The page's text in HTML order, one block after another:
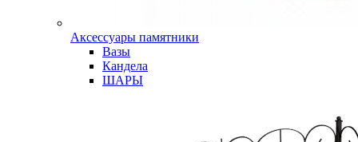
Аксессуары памятники
Вазы
Кандела
ШАРЫ